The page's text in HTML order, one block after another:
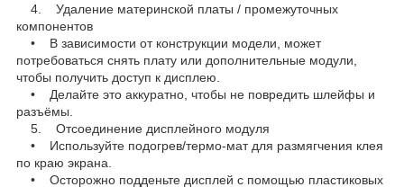
4. Удаление материнской платы / промежуточных
компонентов
• В зависимости от конструкции модели, может
потребоваться снять плату или дополнительные модули,
чтобы получить доступ к дисплею.
• Делайте это аккуратно, чтобы не повредить шлейфы и
разъёмы.
5. Отсоединение дисплейного модуля
• Используйте подогрев/термо-мат для размягчения клея
по краю экрана.
• Осторожно подденьте дисплей с помощью пластиковых